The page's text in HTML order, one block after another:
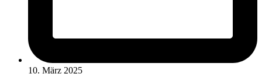
10. März 2025